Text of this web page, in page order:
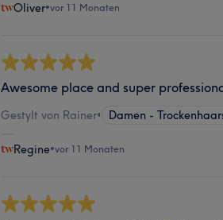
Oliver•vor 11 Monaten
Awesome place and super
Gestylt von Rainer• Damen -
Regine•vor 11 Monaten